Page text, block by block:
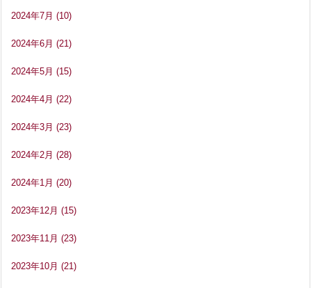
2024年7月 (10)
2024年6月 (21)
2024年5月 (15)
2024年4月 (22)
2024年3月 (23)
2024年2月 (28)
2024年1月 (20)
2023年12月 (15)
2023年11月 (23)
2023年10月 (21)